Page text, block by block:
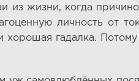
из жизни, когда
личность от
хорошая гадалка.